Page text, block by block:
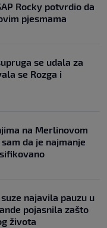
Rocky potvrdio da
pjesmama
se udala za
se Rozga i
na Merlinovom
da je najmanje
najavila pauzu u
pojasnila zašto
života